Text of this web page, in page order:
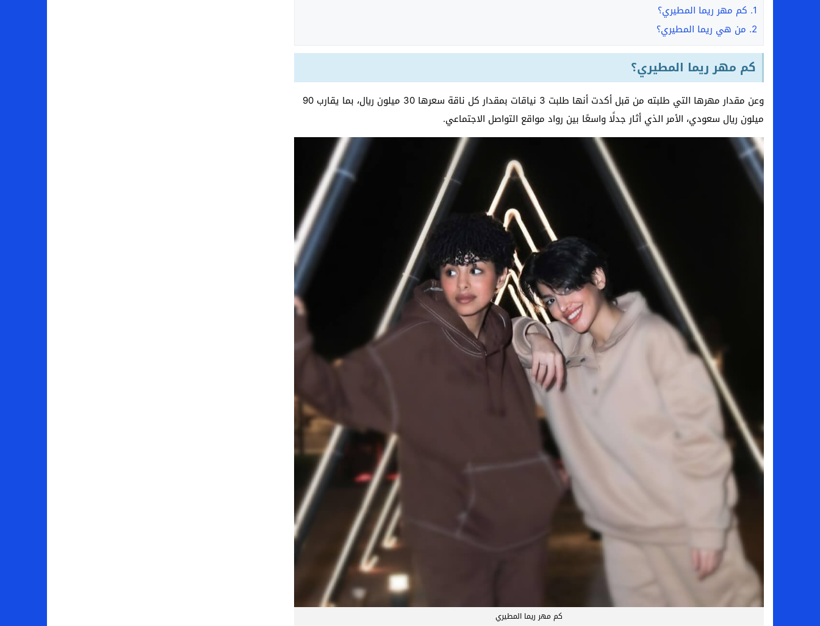
1. كم مهر ريما المطيري؟
2. من هي ريما المطيري؟
كم مهر ريما المطيري؟
وعن مقدار مهرها التي طلبته من قبل أكدت أنها طلبت 3 نياقات بمقدار كل ناقة سعرها 30 ميلون ريال، بما يقارب 90
ميلون ريال سعودي، الأمر الذي أثار جدلًا واسعًا بين رواد مواقع التواصل الاجتماعي.
كم مهر ريما المطيري